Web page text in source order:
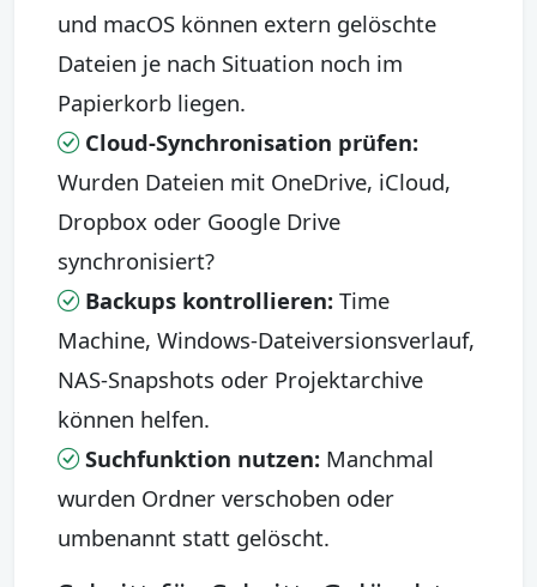
und macOS können extern gelöschte
Dateien je nach Situation noch im
Papierkorb liegen.
Cloud-Synchronisation prüfen:
Wurden Dateien mit OneDrive, iCloud,
Dropbox oder Google Drive
synchronisiert?
Backups kontrollieren: Time
Machine, Windows-Dateiversionsverlauf,
NAS-Snapshots oder Projektarchive
können helfen.
Suchfunktion nutzen: Manchmal
wurden Ordner verschoben oder
umbenannt statt gelöscht.